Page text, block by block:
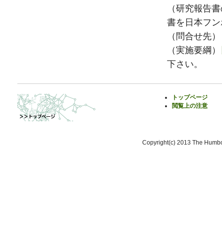
（研究報告
書を日本フ
（問合せ先
（実施要綱）
下さい。
トップページ
閲覧上の注意
Copyright(c) 2013 The